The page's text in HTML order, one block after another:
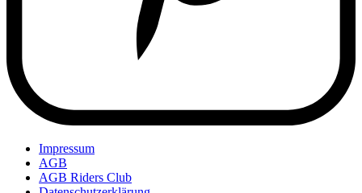
Impressum
AGB
AGB Riders Club